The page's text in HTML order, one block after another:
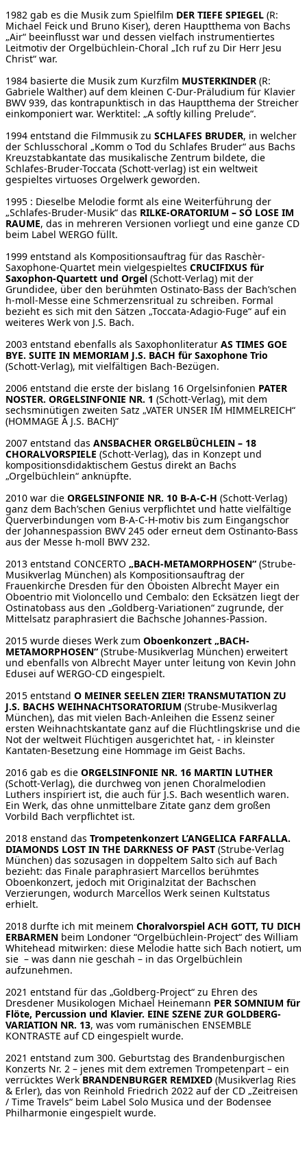
1982 gab es die Musik zum Spielfilm DER TIEFE SPIEGEL (R:
Michael Feick und Bruno Kiser), deren Hauptthema von Bachs
„Air“ beeinflusst war und dessen vielfach instrumentiertes
Leitmotiv der Orgelbüchlein-Choral „Ich ruf zu Dir Herr Jesu
Christ“ war.
1984 basierte die Musik zum Kurzfilm MUSTERKINDER (R:
Gabriele Walther) auf dem kleinen C-Dur-Präludium für Klavier
BWV 939, das kontrapunktisch in das Hauptthema der Streicher
einkomponiert war. Werktitel: „A softly killing Prelude“.
1994 entstand die Filmmusik zu SCHLAFES BRUDER, in welcher
der Schlusschoral „Komm o Tod du Schlafes Bruder“ aus Bachs
Kreuzstabkantate das musikalische Zentrum bildete, die
Schlafes-Bruder-Toccata (Schott-verlag) ist ein weltweit
gespieltes virtuoses Orgelwerk geworden.
1995 : Dieselbe Melodie formt als eine Weiterführung der
„Schlafes-Bruder-Musik“ das RILKE-ORATORIUM – SO LOSE IM
RAUME, das in mehreren Versionen vorliegt und eine ganze CD
beim Label WERGO füllt.
1999 entstand als Kompositionsauftrag für das Raschèr-
Saxophone-Quartet mein vielgespieltes CRUCIFIXUS für
Saxophon-Quartett und Orgel (Schott-Verlag) mit der
Grundidee, über den berühmten Ostinato-Bass der Bach’schen
h-moll-Messe eine Schmerzensritual zu schreiben. Formal
bezieht es sich mit den Sätzen „Toccata-Adagio-Fuge“ auf ein
weiteres Werk von J.S. Bach.
2003 entstand ebenfalls als Saxophonliteratur AS TIMES GOE
BYE. SUITE IN MEMORIAM J.S. BACH für Saxophone Trio
(Schott-Verlag), mit vielfältigen Bach-Bezügen.
2006 entstand die erste der bislang 16 Orgelsinfonien PATER
NOSTER. ORGELSINFONIE NR. 1 (Schott-Verlag), mit dem
sechsminütigen zweiten Satz „VATER UNSER IM HIMMELREICH“
(HOMMAGE À J.S. BACH)“
2007 entstand das ANSBACHER ORGELBÜCHLEIN – 18
CHORALVORSPIELE (Schott-Verlag), das in Konzept und
kompositionsdidaktischem Gestus direkt an Bachs
„Orgelbüchlein“ anknüpfte.
2010 war die ORGELSINFONIE NR. 10 B-A-C-H (Schott-Verlag)
ganz dem Bach’schen Genius verpflichtet und hatte vielfältige
Querverbindungen vom B-A-C-H-motiv bis zum Eingangschor
der Johannespassion BWV 245 oder erneut dem Ostinanto-Bass
aus der Messe h-moll BWV 232.
2013 entstand CONCERTO „BACH-METAMORPHOSEN“ (Strube-
Musikverlag München) als Kompositionsauftrag der
Frauenkirche Dresden für den Oboisten Albrecht Mayer ein
Oboentrio mit Violoncello und Cembalo: den Ecksätzen liegt der
Ostinatobass aus den „Goldberg-Variationen“ zugrunde, der
Mittelsatz paraphrasiert die Bachsche Johannes-Passion.
2015 wurde dieses Werk zum Oboenkonzert „BACH-
METAMORPHOSEN“ (Strube-Musikverlag München) erweitert
und ebenfalls von Albrecht Mayer unter leitung von Kevin John
Edusei auf WERGO-CD eingespielt.
2015 entstand O MEINER SEELEN ZIER! TRANSMUTATION ZU
J.S. BACHS WEIHNACHTSORATORIUM (Strube-Musikverlag
München), das mit vielen Bach-Anleihen die Essenz seiner
ersten Weihnachtskantate ganz auf die Flüchtlingskrise und die
Not der weltweit Flüchtigen ausgerichtet hat, - in kleinster
Kantaten-Besetzung eine Hommage im Geist Bachs.
2016 gab es die ORGELSINFONIE NR. 16 MARTIN LUTHER
(Schott-Verlag), die durchweg von jenen Choralmelodien
Luthers inspiriert ist, die auch für J.S. Bach wesentlich waren.
Ein Werk, das ohne unmittelbare Zitate ganz dem großen
Vorbild Bach verpflichtet ist.
2018 enstand das Trompetenkonzert L’ANGELICA FARFALLA.
DIAMONDS LOST IN THE DARKNESS OF PAST (Strube-Verlag
München) das sozusagen in doppeltem Salto sich auf Bach
bezieht: das Finale paraphrasiert Marcellos berühmtes
Oboenkonzert, jedoch mit Originalzitat der Bachschen
Verzierungen, wodurch Marcellos Werk seinen Kultstatus
erhielt.
2018 durfte ich mit meinem Choralvorspiel ACH GOTT, TU DICH
ERBARMEN beim Londoner “Orgelbüchlein-Project“ des William
Whitehead mitwirken: diese Melodie hatte sich Bach notiert, um
sie – was dann nie geschah – in das Orgelbüchlein
aufzunehmen.
2021 entstand für das „Goldberg-Project“ zu Ehren des
Dresdener Musikologen Michael Heinemann PER SOMNIUM für
Flöte, Percussion und Klavier. EINE SZENE ZUR GOLDBERG-
VARIATION NR. 13, was vom rumänischen ENSEMBLE
KONTRASTE auf CD eingespielt wurde.
2021 entstand zum 300. Geburtstag des Brandenburgischen
Konzerts Nr. 2 – jenes mit dem extremen Trompetenpart – ein
verrücktes WerkBRANDENBURGER REMIXED (Musikverlag Ries
& Erler), das von Reinhold Friedrich 2022 auf der CD „Zeitreisen
/ Time Travels“ beim Label Solo Musica und der Bodensee
Philharmonie eingespielt wurde.